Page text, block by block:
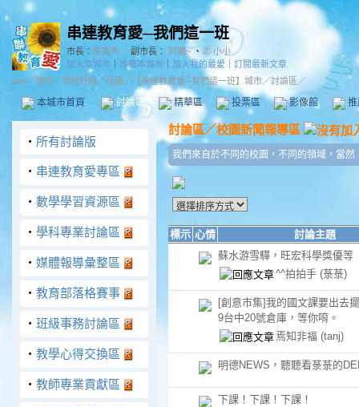
串連教育愛─我們這一班
市長： 朱晉杰 副市長： 阿關~、 ㊣ 小小
加入本城市
推薦本城市 加入我的最愛
訂閱最新文章
udn／城市／學校社團 ／社團 ／ 【串連教育愛─我們這一班】城市／討論區／
本城市首頁 討論區 精華區 投票區 影像館
‧ 所有討論版
‧ 串連教育愛專區
‧ 數學學習資源區
‧ 學科專業討論區
‧ 媒體報導彙整區
‧ 教育部落格賽事
‧ 班級事務討論區
‧ 教學心得交換區
‧ 教師專業貢獻區
討論區／校園新聞報導區
我們來自於不同的校園，不同的領域，當
標示 心情
討論主題
蘇水游雪驊，旺宏科學獎優等
^^拍拍手 (菉菉)
[創意市集]我的國文課要出去
9台中20號倉庫，等你唷。
焉知非福 (tanj)
明德NEWS，聽聽看菉菉的
下課！下課！下課！